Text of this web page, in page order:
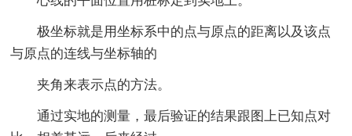
极坐标就是用坐标系中的点与原点的距离以及该点
与原点的连线与坐标轴的
夹角来表示点的方法。
通过实地的测量，最后验证的结果跟图上已知点对